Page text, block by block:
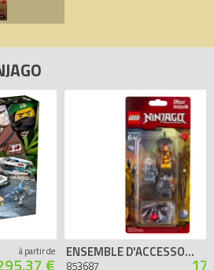
à partir de
€
ENSEMBLE D'ACCESSOIRES LEGO NINJAGO
853687